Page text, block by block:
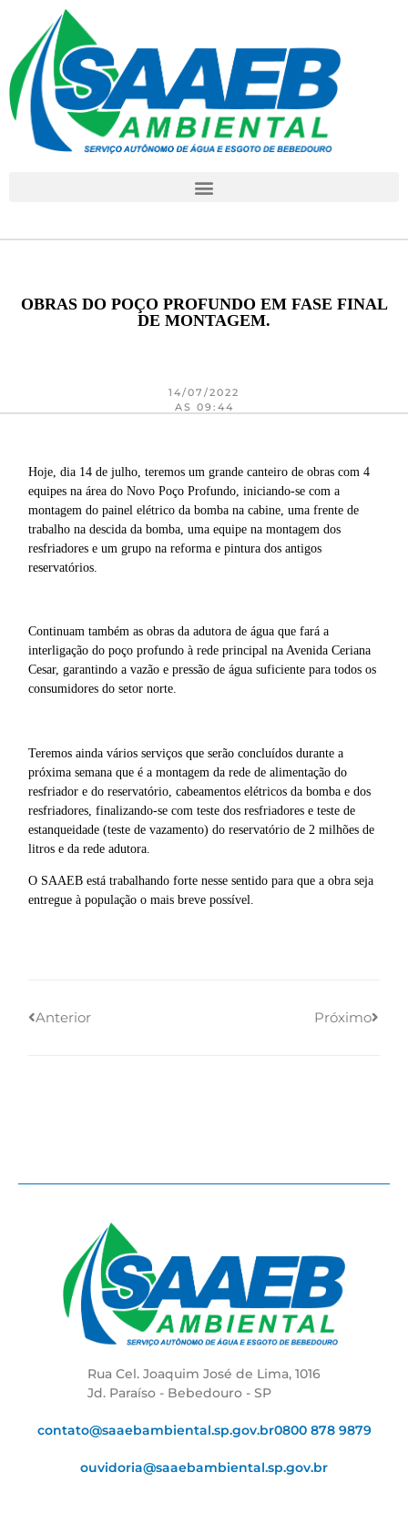
OBRAS DO POÇO PROFUNDO EM FASE FINAL
DE MONTAGEM.
14/07/2022
AS 09:44
Hoje, dia 14 de julho, teremos um grande canteiro de obras com 4
equipes na área do Novo Poço Profundo, iniciando-se com a
montagem do painel elétrico da bomba na cabine, uma frente de
trabalho na descida da bomba, uma equipe na montagem dos
resfriadores e um grupo na reforma e pintura dos antigos
reservatórios.
Continuam também as obras da adutora de água que fará a
interligação do poço profundo à rede principal na Avenida Ceriana
Cesar, garantindo a vazão e pressão de água suficiente para todos os
consumidores do setor norte.
Teremos ainda vários serviços que serão concluídos durante a
próxima semana que é a montagem da rede de alimentação do
resfriador e do reservatório, cabeamentos elétricos da bomba e dos
resfriadores, finalizando-se com teste dos resfriadores e teste de
estanqueidade (teste de vazamento) do reservatório de 2 milhões de
litros e da rede adutora.
O SAAEB está trabalhando forte nesse sentido para que a obra seja
entregue à população o mais breve possível.
Anterior Próximo
Rua Cel. Joaquim José de Lima, 1016
Jd. Paraíso - Bebedouro - SP
contato@saaebambiental.sp.gov.br0800 878 9879
ouvidoria@saaebambiental.sp.gov.br